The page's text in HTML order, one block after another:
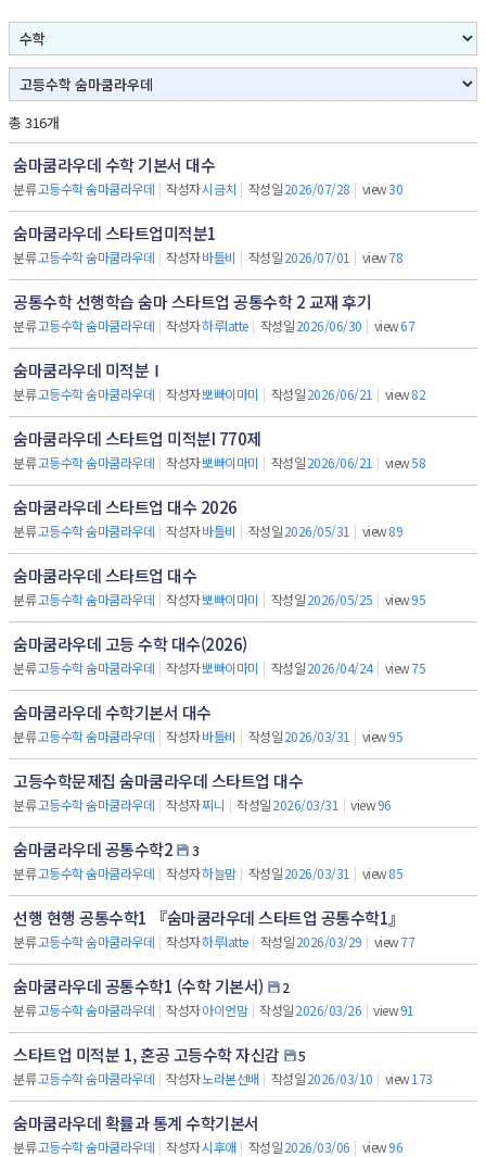
총 316개
숨마쿰라우데 수학 기본서 대수
분류고등수학 숨마쿰라우데 | 작성자시금치 | 작성일2026/07/28 | view30
숨마쿰라우데 스타트업미적분1
분류고등수학 숨마쿰라우데 | 작성자바틀비 | 작성일2026/07/01 | view78
공통수학 선행학습 숨마 스타트업 공통수학 2 교재 후기
분류고등수학 숨마쿰라우데 | 작성자하루latte | 작성일2026/06/30 | view67
숨마쿰라우데 미적분Ⅰ
분류고등수학 숨마쿰라우데 | 작성자뽀빠이마미 | 작성일2026/06/21 | view82
숨마쿰라우데 스타트업 미적분I 770제
분류고등수학 숨마쿰라우데 | 작성자뽀빠이마미 | 작성일2026/06/21 | view58
숨마쿰라우데 스타트업 대수 2026
분류고등수학 숨마쿰라우데 | 작성자바틀비 | 작성일2026/05/31 | view89
숨마쿰라우데 스타트업 대수
분류고등수학 숨마쿰라우데 | 작성자뽀빠이마미 | 작성일2026/05/25 | view95
숨마쿰라우데 고등 수학 대수(2026)
분류고등수학 숨마쿰라우데 | 작성자뽀빠이마미 | 작성일2026/04/24 | view75
숨마쿰라우데 수학기본서 대수
분류고등수학 숨마쿰라우데 | 작성자바틀비 | 작성일2026/03/31 | view95
고등수학문제집 숨마쿰라우데 스타트업 대수
분류고등수학 숨마쿰라우데 | 작성자찌니 | 작성일2026/03/31 | view96
숨마쿰라우데 공통수학2
3
분류고등수학 숨마쿰라우데 | 작성자하늘맘 | 작성일2026/03/31 | view85
선행 현행 공통수학1 『숨마쿰라우데 스타트업 공통수학1』
분류고등수학 숨마쿰라우데 | 작성자하루latte | 작성일2026/03/29 | view77
숨마쿰라우데 공통수학1 (수학 기본서)
2
분류고등수학 숨마쿰라우데 | 작성자아이언맘 | 작성일2026/03/26 | view91
스타트업 미적분 1, 혼공 고등수학 자신감
5
분류고등수학 숨마쿰라우데 | 작성자노라본선배 | 작성일2026/03/10 | view173
숨마쿰라우데 확률과 통계 수학기본서
분류고등수학 숨마쿰라우데 | 작성자시후애 | 작성일2026/03/06 | view96